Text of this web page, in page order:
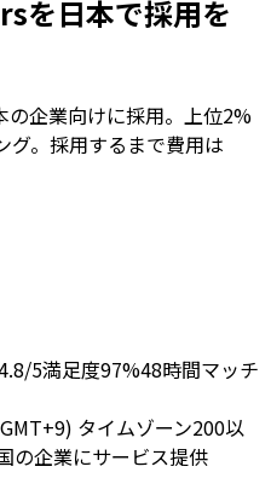
を日本で採用を
企業向けに採用。上位2%
グ。採用するまで費用は
5満足度97%48時間マッチ
タイムゾーン200以
の企業にサービス提供